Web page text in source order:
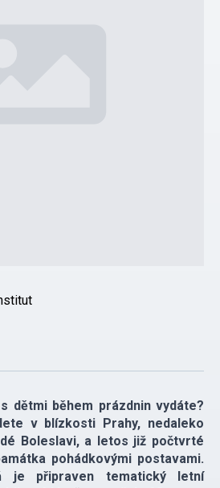
dětmi během prázdnin vydáte?
v blízkosti Prahy, nedaleko
Boleslavi, a letos již počtvrté
pohádkovými postavami.
je připraven tematický letní